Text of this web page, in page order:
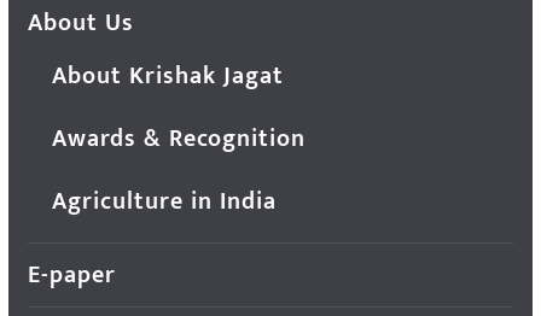
About Us
About Krishak Jagat
Awards & Recognition
Agriculture in India
E-paper